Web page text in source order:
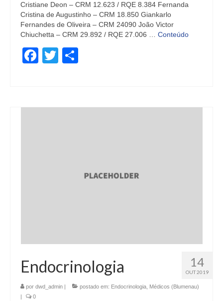
Cristiane Deon – CRM 12.623 / RQE 8.384 Fernanda
Cristina de Augustinho – CRM 18.850 Giankarlo
Fernandes de Oliveira – CRM 24090 João Victor
Chiuchetta – CRM 29.892 / RQE 27.006 … Conteúdo
Facebook
Twitter
14
OUT 2019
Endocrinologia
por dwd_admin | postado em: Endocrinologia Médicos (Blumenau)
|
0